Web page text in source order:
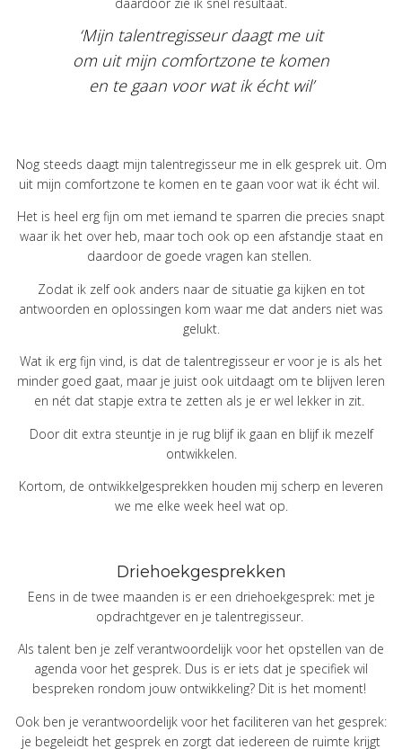
‘Mijn talentregisseur daagt me uit
om uit mijn comfortzone te komen
en te gaan voor wat ik écht wil’
Nog steeds daagt mijn talentregisseur me in elk gesprek uit. Om
uit mijn comfortzone te komen en te gaan voor wat ik écht wil.
Het is heel erg fijn om met iemand te sparren die precies snapt
waar ik het over heb, maar toch ook op een afstandje staat en
daardoor de goede vragen kan stellen.
Zodat ik zelf ook anders naar de situatie ga kijken en tot
antwoorden en oplossingen kom waar me dat anders niet was
gelukt.
Wat ik erg fijn vind, is dat de talentregisseur er voor je is als het
minder goed gaat, maar je juist ook uitdaagt om te blijven leren
en nét dat stapje extra te zetten als je er wel lekker in zit.
Door dit extra steuntje in je rug blijf ik gaan en blijf ik mezelf
ontwikkelen.
Kortom, de ontwikkelgesprekken houden mij scherp en leveren
we me elke week heel wat op.
Driehoekgesprekken
Eens in de twee maanden is er een driehoekgesprek: met je
opdrachtgever en je talentregisseur.
Als talent ben je zelf verantwoordelijk voor het opstellen van de
agenda voor het gesprek. Dus is er iets dat je specifiek wil
bespreken rondom jouw ontwikkeling? Dit is het moment!
Ook ben je verantwoordelijk voor het faciliteren van het gesprek:
je begeleidt het gesprek en zorgt dat iedereen de ruimte krijgt